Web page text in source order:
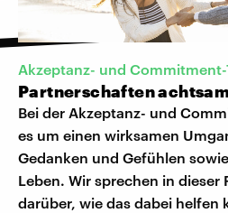
Akzeptanz- und
Partnerschaften
Bei der Akzeptanz- und
es um einen wirksamen
Gedanken und Gefühlen
Leben. Wir sprechen in dieser
darüber, wie das dabei helfen